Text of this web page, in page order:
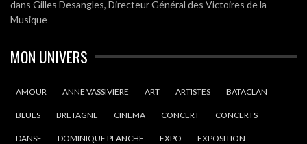
dans Gilles Desangles, Directeur Général des Victoires de la
Musique
MON UNIVERS
AMOUR ANNE VASSIVIERE ART ARTISTES BATACLAN
BLUES BRETAGNE CINEMA CONCERT CONCERTS
DANSE DOMINIQUE PLANCHE EXPO EXPOSITION